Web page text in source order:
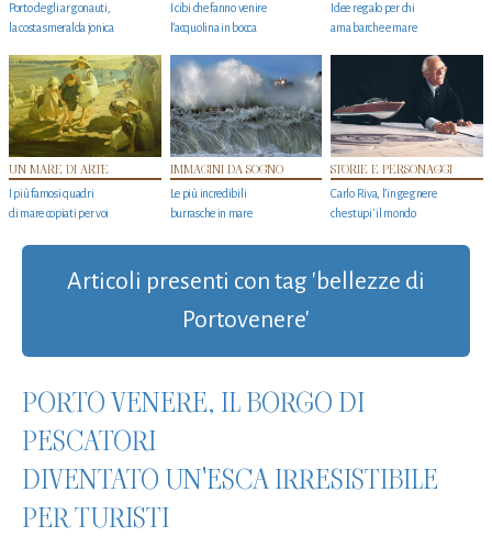
Porto degli argonauti,
la costa smeralda jonica
I cibi che fanno venire
l’acquolina in bocca
Idee regalo per chi
ama barche e mare
UN MARE DI ARTE
I più famosi quadri
di mare copiati per voi
IMMAGINI DA SOGNO
Le più incredibili
burrasche in mare
STORIE E PERSONAGGI
Carlo Riva, l’ingegnere
che stupi' il mondo
Articoli presenti con tag 'bellezze di
Portovenere'
PORTO VENERE, IL BORGO DI
PESCATORI
DIVENTATO UN'ESCA IRRESISTIBILE
PER TURISTI